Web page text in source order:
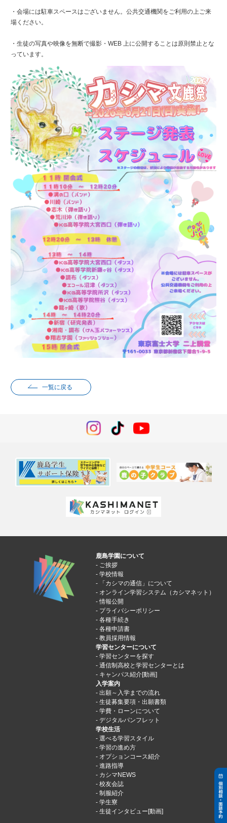
・会場には駐車スペースはございません。公共交通機関をご利用の上ご来
場ください。
・生徒の写真や映像を無断で撮影・WEB 上に公開することは原則禁止とな
っています。
一覧に戻る
鹿島学園について
ご挨拶
学校情報
「カシマの通信」について
オンライン学習システム（カシマネット）
情報公開
プライバシーポリシー
各種手続き
各種申請書
教員採用情報
学習センターについて
学習センターを探す
通信制高校と学習センターとは
キャンパス紹介[動画]
入学案内
出願～入学までの流れ
生徒募集要項・出願書類
学費・ローンについて
デジタルパンフレット
学校生活
選べる学習スタイル
学習の進め方
オプションコース紹介
進路指導
カシマNEWS
校友会誌
制服紹介
学生寮
生徒インタビュー[動画]